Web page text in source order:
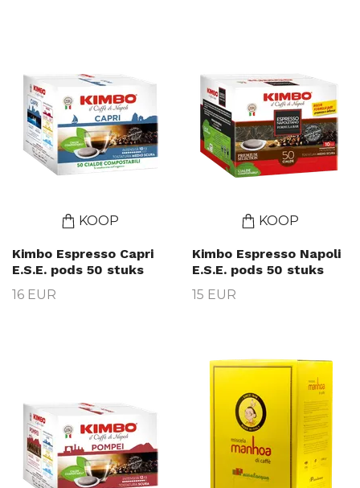
KOOP
Kimbo Espresso Capri
E.S.E. pods 50 stuks
16 EUR
KOOP
Kimbo Espresso Napoli
E.S.E. pods 50 stuks
15 EUR